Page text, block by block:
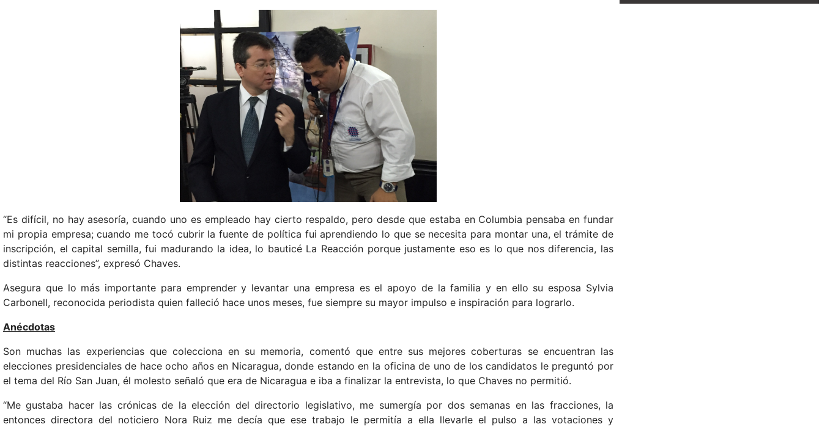
“Es difícil, no hay asesoría, cuando uno es empleado hay cierto respaldo, pero desde que estaba en Columbia pensaba en fundar
mi propia empresa; cuando me tocó cubrir la fuente de política fui aprendiendo lo que se necesita para montar una, el trámite de
inscripción, el capital semilla, fui madurando la idea, lo bauticé La Reacción porque justamente eso es lo que nos diferencia, las
distintas reacciones”, expresó Chaves.
Asegura que lo más importante para emprender y levantar una empresa es el apoyo de la familia y en ello su esposa Sylvia
Carbonell, reconocida periodista quien falleció hace unos meses, fue siempre su mayor impulso e inspiración para lograrlo.
Anécdotas
Son muchas las experiencias que colecciona en su memoria, comentó que entre sus mejores coberturas se encuentran las
elecciones presidenciales de hace ocho años en Nicaragua, donde estando en la oficina de uno de los candidatos le preguntó por
el tema del Río San Juan, él molesto señaló que era de Nicaragua e iba a finalizar la entrevista, lo que Chaves no permitió.
“Me gustaba hacer las crónicas de la elección del directorio legislativo, me sumergía por dos semanas en las fracciones, la
entonces directora del noticiero Nora Ruiz me decía que ese trabajo le permitía a ella llevarle el pulso a las votaciones y